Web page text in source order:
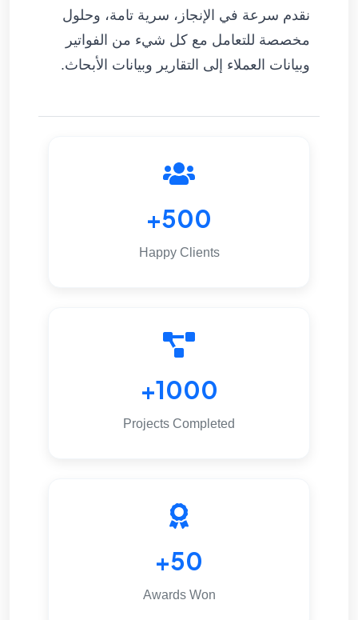
نقدم سرعة في الإنجاز، سرية تامة، وحلول
مخصصة للتعامل مع كل شيء من الفواتير
وبيانات العملاء إلى التقارير وبيانات الأبحاث.
500+
Happy Clients
1000+
Projects Completed
50+
Awards Won